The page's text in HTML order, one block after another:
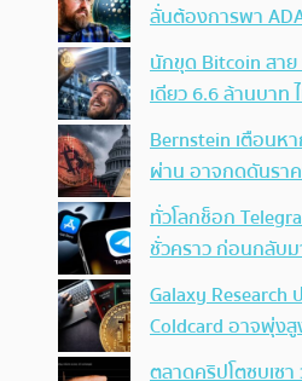
ลั่นต้องการพา
นักขุด Bitcoin สา
เดียว 6.6 ล้านบาท
Bernstein เตือนห
ผ่าน อาจกดดันรา
ทั่วโลกช็อก
ชั่วคราว ก่อนกลับ
Galaxy Research
Coldcard อาจพุ่ง
ตลาดคริปโตซบเซ